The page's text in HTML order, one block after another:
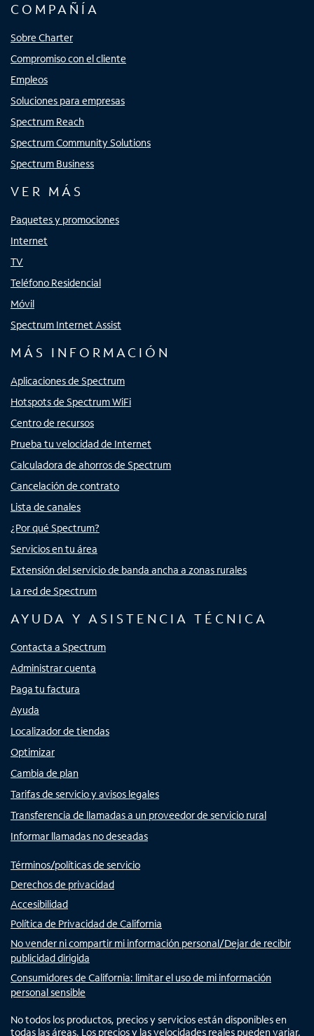
COMPAÑÍA
Sobre Charter
Compromiso con el cliente
Empleos
Soluciones para empresas
Spectrum Reach
Spectrum Community Solutions
Spectrum Business
VER MÁS
Paquetes y promociones
Internet
TV
Teléfono Residencial
Móvil
Spectrum Internet Assist
MÁS INFORMACIÓN
Aplicaciones de Spectrum
Hotspots de Spectrum WiFi
Centro de recursos
Prueba tu velocidad de Internet
Calculadora de ahorros de Spectrum
Cancelación de contrato
Lista de canales
¿Por qué Spectrum?
Servicios en tu área
Extensión del servicio de banda ancha a zonas rurales
La red de Spectrum
AYUDA Y ASISTENCIA TÉCNICA
Contacta a Spectrum
Administrar cuenta
Paga tu factura
Ayuda
Localizador de tiendas
Optimizar
Cambia de plan
Tarifas de servicio y avisos legales
Transferencia de llamadas a un proveedor de servicio rural
Informar llamadas no deseadas
Términos/políticas de servicio
Derechos de privacidad
Accesibilidad
Política de Privacidad de California
No vender ni compartir mi información personal/Dejar de recibir
publicidad dirigida
Consumidores de California: limitar el uso de mi información
personal sensible
No todos los productos, precios y servicios están disponibles en
todas las áreas. Los precios y las velocidades reales pueden variar.